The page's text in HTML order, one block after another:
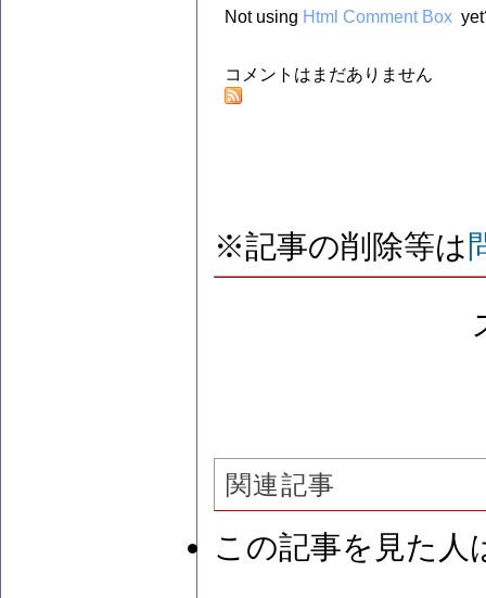
Not using Html Comment Box
コメントはまだありません
※記事の削除等は
関連記事
この記事を見た人